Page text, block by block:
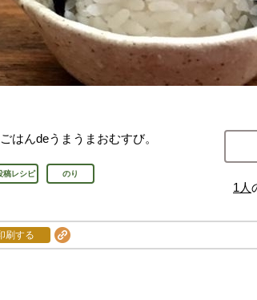
はんdeうまうまおむすび。
稿レシピ のり
1人
刷する